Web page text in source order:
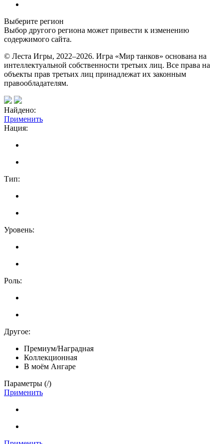
Выберите регион
Выбор другого региона может привести к изменению
содержимого сайта.
© Леста Игры, 2022–2026. Игра «Мир танков» основана на
интеллектуальной собственности третьих лиц. Все права на
объекты прав третьих лиц принадлежат их законным
правообладателям.
Найдено:
Применить
Нация:
Тип:
Уровень:
Роль:
Другое:
Премиум/Наградная
Коллекционная
В моём Ангаре
Параметры (/)
Применить